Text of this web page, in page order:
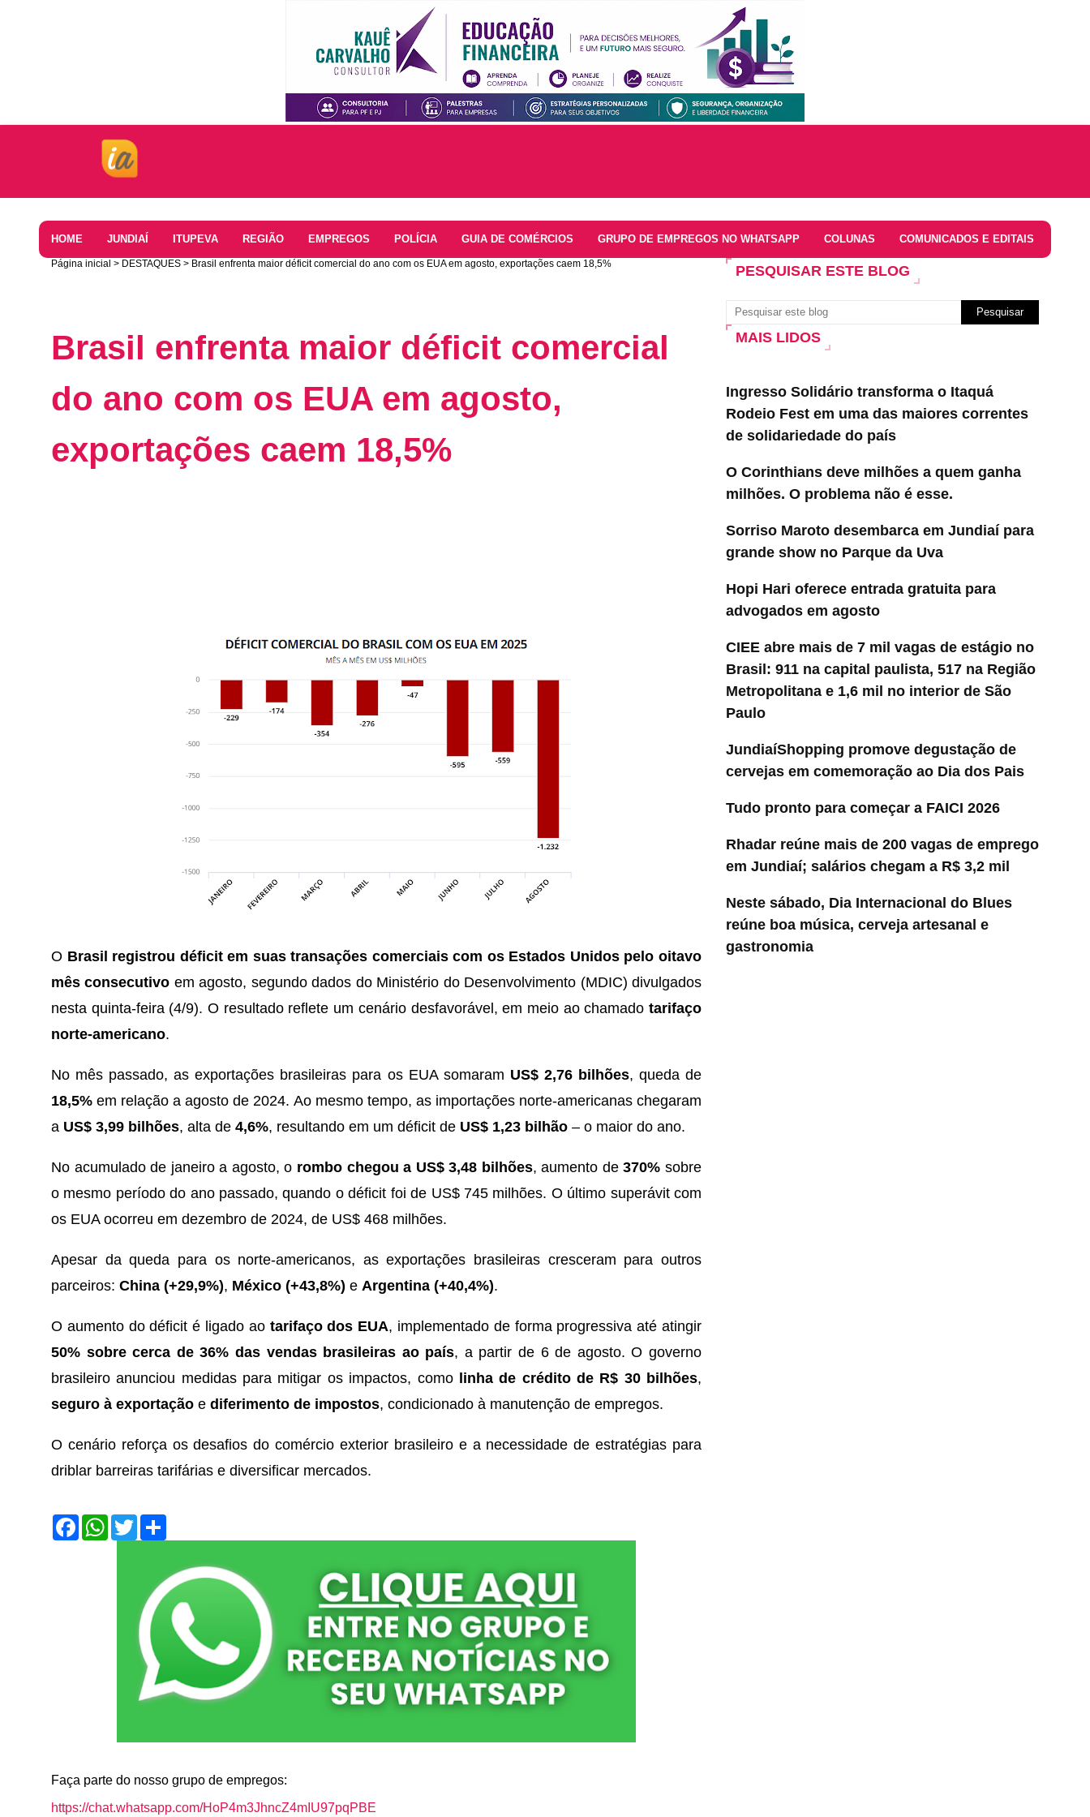
HOME JUNDIAÍ ITUPEVA REGIÃO EMPREGOS POLÍCIA GUIA DE COMÉRCIOS GRUPO DE EMPREGOS NO WHATSAPP COLUNAS COMUNICADOS E EDITAIS
Página inicial DESTAQUES Brasil enfrenta maior déficit comercial do ano com os EUA em agosto, exportações caem 18,5%
Brasil enfrenta maior déficit comercial
do ano com os EUA em agosto,
exportações caem 18,5%
O Brasil registrou déficit em suas transações comerciais com os Estados Unidos pelo oitavo
mês consecutivo em agosto, segundo dados do Ministério do Desenvolvimento (MDIC) divulgados
nesta quinta-feira (4/9). O resultado reflete um cenário desfavorável, em meio ao chamado tarifaço
norte-americano.
No mês passado, as exportações brasileiras para os EUA somaram US$ 2,76 bilhões, queda de
18,5% em relação a agosto de 2024. Ao mesmo tempo, as importações norte-americanas chegaram
a US$ 3,99 bilhões, alta de 4,6%, resultando em um déficit de US$ 1,23 bilhão – o maior do ano.
No acumulado de janeiro a agosto, o rombo chegou a US$ 3,48 bilhões, aumento de370% sobre
o mesmo período do ano passado, quando o déficit foi de US$ 745 milhões. O último superávit com
os EUA ocorreu em dezembro de 2024, de US$ 468 milhões.
Apesar da queda para os norte-americanos, as exportações brasileiras cresceram para outros
parceiros: China (+29,9%), México (+43,8%) e Argentina (+40,4%).
O aumento do déficit é ligado ao tarifaço dos EUA, implementado de forma progressiva até atingir
50% sobre cerca de 36% das vendas brasileiras ao país, a partir de 6 de agosto. O governo
brasileiro anunciou medidas para mitigar os impactos, como
linha de crédito de R$ 30 bilhões,
seguro à exportação e diferimento de impostos, condicionado à manutenção de empregos.
O cenário reforça os desafios do comércio exterior brasileiro e a necessidade de estratégias para
driblar barreiras tarifárias e diversificar mercados.
F
a
W
h
T
w
e
Faça parte do nosso grupo de empregos:
https://chat.whatsapp.com/HoP4m3JhncZ4mIU97pqPBE
PESQUISAR ESTE BLOG
MAIS LIDOS
Ingresso Solidário transforma o Itaquá
Rodeio Fest em uma das maiores correntes
de solidariedade do país
O Corinthians deve milhões a quem ganha
milhões. O problema não é esse.
Sorriso Maroto desembarca em Jundiaí para
grande show no Parque da Uva
Hopi Hari oferece entrada gratuita para
advogados em agosto
CIEE abre mais de 7 mil vagas de estágio no
Brasil: 911 na capital paulista, 517 na Região
Metropolitana e 1,6 mil no interior de São
Paulo
JundiaíShopping promove degustação de
cervejas em comemoração ao Dia dos Pais
Tudo pronto para começar a FAICI 2026
Rhadar reúne mais de 200 vagas de emprego
em Jundiaí; salários chegam a R$ 3,2 mil
Neste sábado, Dia Internacional do Blues
reúne boa música, cerveja artesanal e
gastronomia